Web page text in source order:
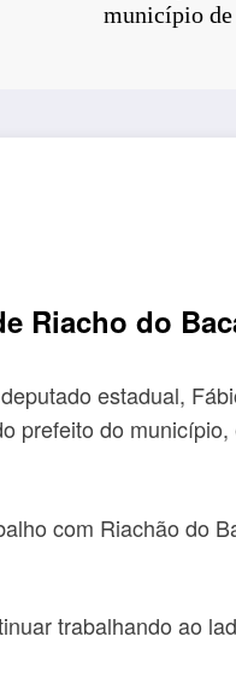
município de
Riacho do
estadual,
prefeito do município,
com Riachão do
trabalhando ao